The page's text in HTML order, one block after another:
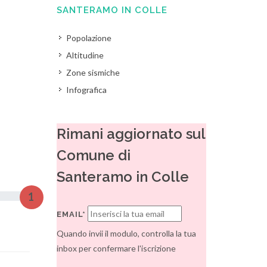
1
SANTERAMO IN COLLE
Popolazione
Altitudine
Zone sismiche
Infografica
Rimani aggiornato sul
Comune di
Santeramo in Colle
EMAIL*
Quando invii il modulo, controlla la tua
inbox per confermare l'iscrizione